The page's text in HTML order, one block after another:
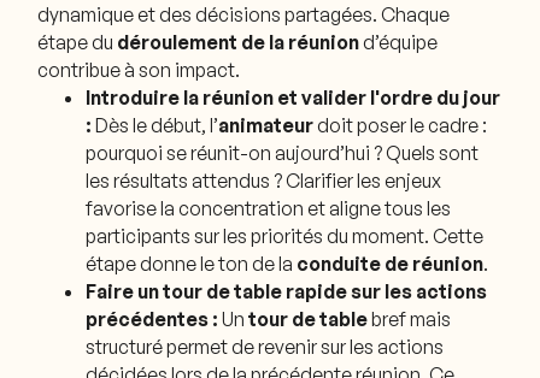
dynamique et des décisions partagées. Chaque
étape du déroulement de la réuniond’équipe
contribue à son impact.
Introduire la réunion et valider l'ordre du jour
:Dès le début, l’animateurdoit poser le cadre :
pourquoi se réunit-on aujourd’hui ? Quels sont
les résultats attendus ? Clarifier les enjeux
favorise la concentration et aligne tous les
participants sur les priorités du moment. Cette
étape donne le ton de la conduite de réunion.
Faire un tour de table rapide sur les actions
précédentes :Untour de tablebref mais
structuré permet de revenir sur les actions